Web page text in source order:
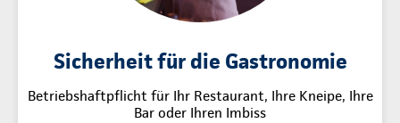
Sicherheit für die Gastronomie
Betriebshaftpflicht für Ihr Restaurant, Ihre Kneipe, Ihre
Bar oder Ihren Imbiss